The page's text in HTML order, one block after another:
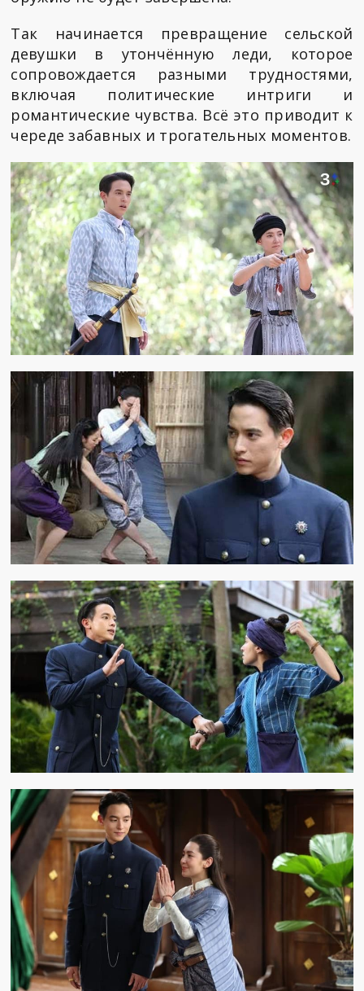
Так начинается превращение сельской
девушки в утончённую леди, которое
сопровождается разными трудностями,
включая политические интриги и
романтические чувства. Всё это приводит к
череде забавных и трогательных моментов.